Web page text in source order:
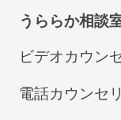
うららか相談
ビデオカウン
電話カウンセ